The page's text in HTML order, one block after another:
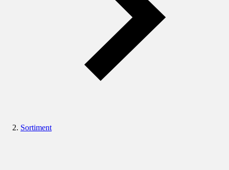
Sortiment